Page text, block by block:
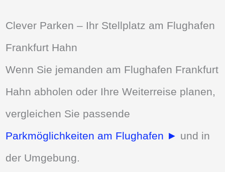
Clever Parken – Ihr Stellplatz am Flughafen
Frankfurt Hahn
Wenn Sie jemanden am Flughafen Frankfurt
Hahn abholen oder Ihre Weiterreise planen,
vergleichen Sie passende
Parkmöglichkeiten am Flughafen ► und in
der Umgebung.